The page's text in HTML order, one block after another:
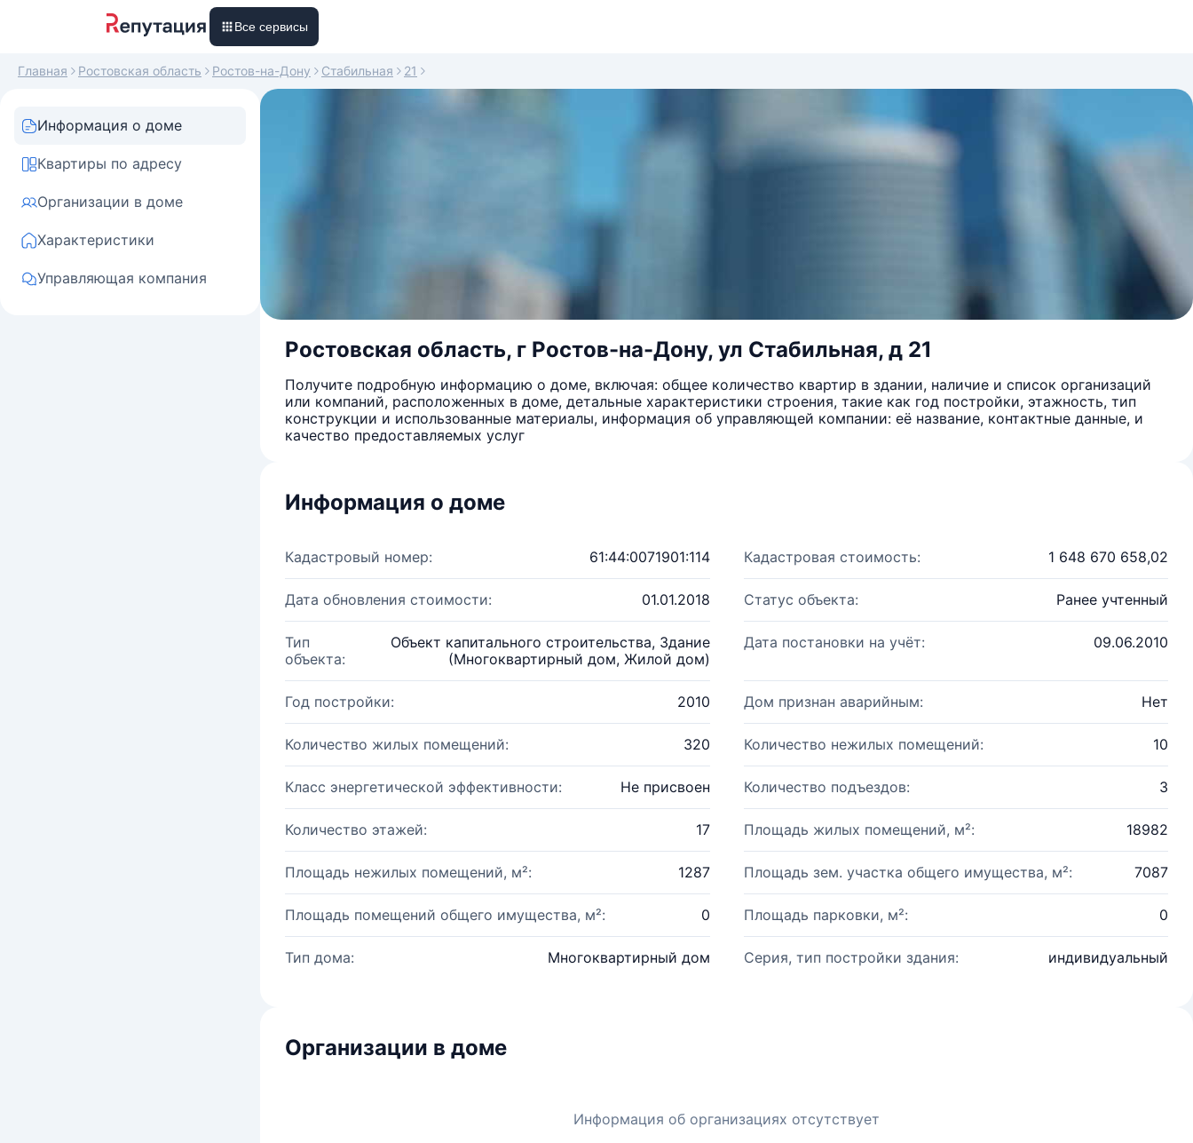
Все сервисы
Главная Ростовская область Ростов-на-Дону Стабильная 21
Информация о доме
Квартиры по адресу
Организации в доме
Характеристики
Управляющая компания
Ростовская область, г Ростов-на-Дону, ул Стабильная, д 21
Получите подробную информацию о доме, включая: общее количество квартир в здании, наличие и список организаций
или компаний, расположенных в доме, детальные характеристики строения, такие как год постройки, этажность, тип
конструкции и использованные материалы, информация об управляющей компании: её название, контактные данные, и
качество предоставляемых услуг
Информация о доме
Кадастровый номер: 61:44:0071901:114 Кадастровая стоимость: 1 648 670 658,02
Дата обновления стоимости: 01.01.2018 Статус объекта: Ранее учтенный
Тип
объекта:
Объект капитального строительства, Здание
(Многоквартирный дом, Жилой дом)
Дата постановки на учёт: 09.06.2010
Год постройки: 2010 Дом признан аварийным: Нет
Количество жилых помещений: 320 Количество нежилых помещений: 10
Класс энергетической эффективности: Не присвоен Количество подъездов: 3
Количество этажей: 17 Площадь жилых помещений, м²: 18982
Площадь нежилых помещений, м²: 1287 Площадь зем. участка общего имущества, м²: 7087
Площадь помещений общего имущества, м²: 0 Площадь парковки, м²: 0
Тип дома: Многоквартирный дом Серия, тип постройки здания: индивидуальный
Организации в доме
Информация об организациях отсутствует